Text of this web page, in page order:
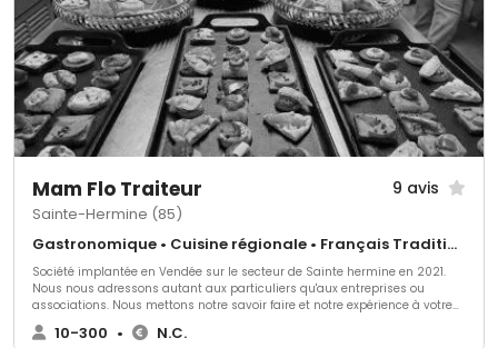
Mam Flo Traiteur 9 avis
Sainte-Hermine (85)
Gastronomique • Cuisine régionale • Français Traditionnel
Société implantée en Vendée sur le secteur de Sainte hermine en 2021.
Nous nous adressons autant aux particuliers qu'aux entreprises ou
associations. Nous mettons notre savoir faire et notre expérience à votre
disposition avec des produits locaux et de saison. A votre écoute, nous
mettrons en scène vos réceptions en fonction de vos envies.
10-300 • N.C.